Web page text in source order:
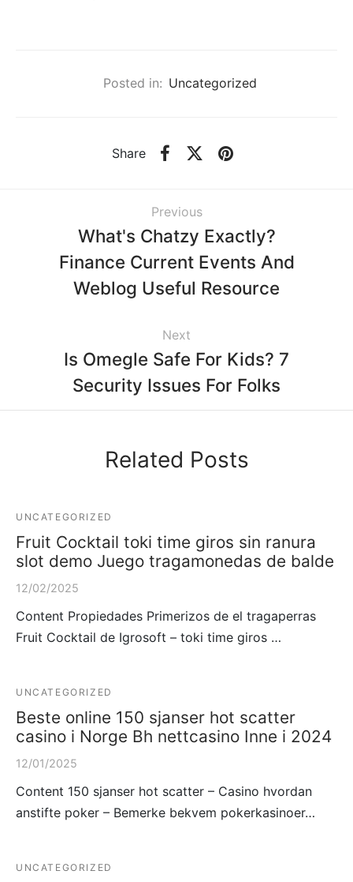
Posted in: Uncategorized
Share
Previous
What's Chatzy Exactly?
Finance Current Events And
Weblog Useful Resource
Next
Is Omegle Safe For Kids? 7
Security Issues For Folks
Related Posts
UNCATEGORIZED
Fruit Cocktail toki time giros sin ranura
slot demo Juego tragamonedas de balde
12/02/2025
Content Propiedades Primerizos de el tragaperras
Fruit Cocktail de Igrosoft – toki time giros …
UNCATEGORIZED
Beste online 150 sjanser hot scatter
casino i Norge Bh nettcasino Inne i 2024
12/01/2025
Content 150 sjanser hot scatter – Casino hvordan
anstifte poker – Bemerke bekvem pokerkasinoer…
UNCATEGORIZED